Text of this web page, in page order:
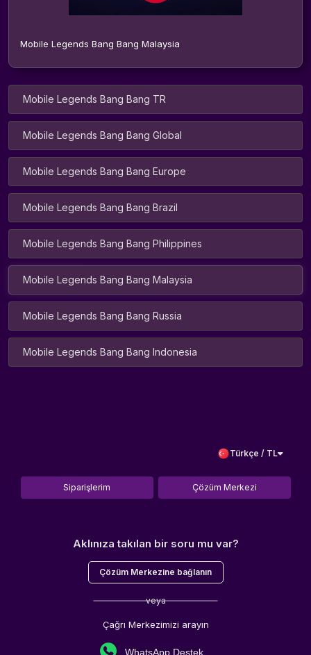
Mobile Legends Bang Bang Malaysia
Mobile Legends Bang Bang TR
Mobile Legends Bang Bang Global
Mobile Legends Bang Bang Europe
Mobile Legends Bang Bang Brazil
Mobile Legends Bang Bang Philippines
Mobile Legends Bang Bang Malaysia
Mobile Legends Bang Bang Russia
Mobile Legends Bang Bang Indonesia
Türkçe / TL
Siparişlerim Çözüm Merkezi
Aklınıza takılan bir soru mu var?
Çözüm Merkezine bağlanın
veya
Çağrı Merkezimizi arayın
WhatsApp Destek